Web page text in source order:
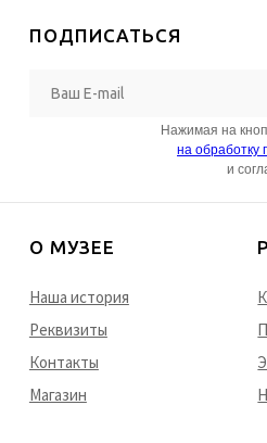
О МУЗЕЕ
Наша история
Реквизиты
Контакты
Магазин
Нажимая на
на обработку
и
ПОДПИСАТЬСЯ